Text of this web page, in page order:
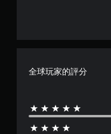
全球玩家的評分